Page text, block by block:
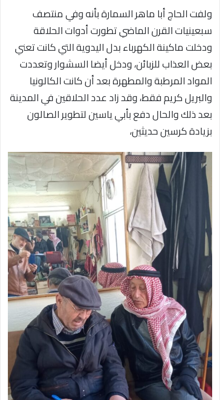
ولفت الحاج أبا ماهر السمارة بأنه وفي منتصف
سبعينيات القرن الماضي تطورت أدوات الحلاقة
ودخلت ماكينة الكهرباء بدل اليدوية التي كانت تعني
بعض العذاب للزبائن، ودخل أيضا السشوار وتعددت
المواد المرطبة والمطهرة بعد أن كانت الكالونيا
والبريل كريم فقط، وقد زاد عدد الحلاقين في المدينة
بعد ذلك والحال دفع بأبي ياسين لتطوير الصالون
بزيادة كرسين حديثين،